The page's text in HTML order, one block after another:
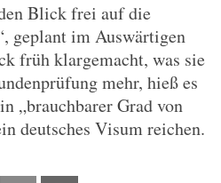
Blick frei auf die
geplant im Auswärtigen
früh klargemacht, was sie
mehr, hieß es
„brauchbarer Grad von
deutsches Visum reichen.